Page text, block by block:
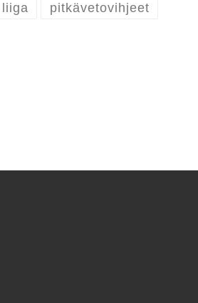
liiga pitkävetovihjeet